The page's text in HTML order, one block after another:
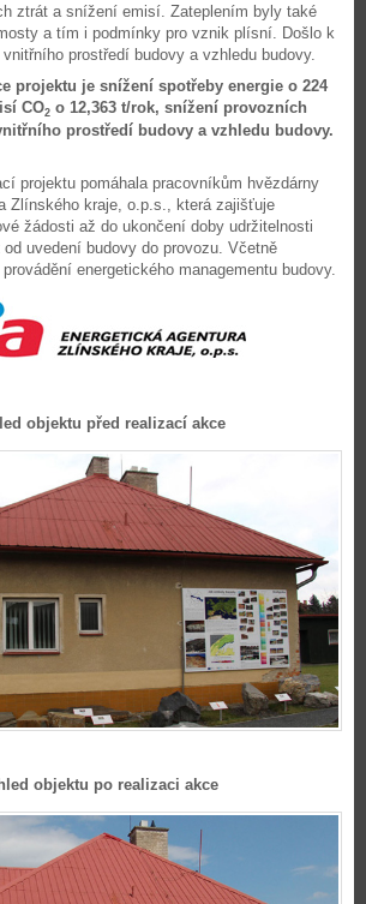
ztrát a snížení emisí. Zateplením byly také
a tím i podmínky pro vznik plísní. Došlo k
prostředí budovy a vzhledu budovy.
projektu je snížení spotřeby energie o 224
CO2 o 12,363 t/rok, snížení provozních
prostředí budovy a vzhledu budovy.
projektu pomáhala pracovníkům hvězdárny
Zlínského kraje, o.p.s., která zajišťuje
žádosti až do ukončení doby udržitelnosti
uvedení budovy do provozu. Včetně
energetického managementu budovy.
objektu před realizací akce
objektu po realizaci akce